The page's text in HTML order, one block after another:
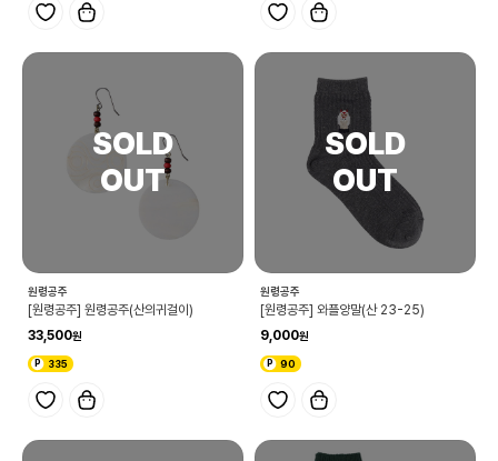
원령공주
[원령공주] 원령공주(산의귀걸이)
33,500
335
원령공주
[원령공주] 와플양말(산 23-25)
9,000
90